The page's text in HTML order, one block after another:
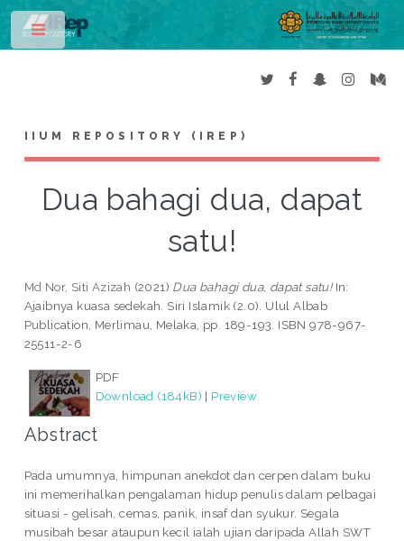
IIUM REPOSITORY (IREP)
Dua bahagi dua, dapat
satu!
Md Nor, Siti Azizah (2021) Dua bahagi dua, dapat satu!In:
Ajaibnya kuasa sedekah. Siri Islamik (2.0). Ulul Albab
Publication, Merlimau, Melaka, pp. 189-193. ISBN 978-967-
25511-2-6
PDF
Download (184kB) | Preview
Abstract
Pada umumnya, himpunan anekdot dan cerpen dalam buku
ini memerihalkan pengalaman hidup penulis dalam pelbagai
situasi - gelisah, cemas, panik, insaf dan syukur. Segala
musibah besar ataupun kecil ialah ujian daripada Allah SWT
Toggle